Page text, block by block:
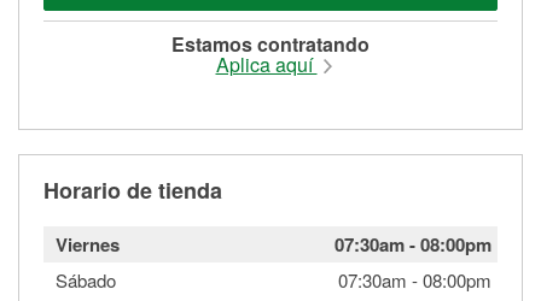
Estamos contratando
Aplica aquí
Horario de tienda
Viernes 07:30am-08:00pm
Sábado 07:30am -08:00pm